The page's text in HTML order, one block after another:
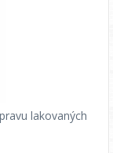
lakovaných